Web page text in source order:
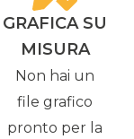
GRAFICA SU
MISURA
Non hai un
file grafico
pronto per la